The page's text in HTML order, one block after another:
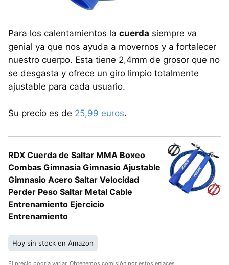
Para los calentamientos la cuerda siempre va
genial ya que nos ayuda a movernos y a fortalecer
nuestro cuerpo. Esta tiene 2,4mm de grosor que no
se desgasta y ofrece un giro limpio totalmente
ajustable para cada usuario.
Su precio es de 25,99 euros.
RDX Cuerda de Saltar MMA Boxeo
Combas Gimnasia Gimnasio Ajustable
Gimnasio Acero Saltar Velocidad
Perder Peso Saltar Metal Cable
Entrenamiento Ejercicio
Entrenamiento
Hoy sin stock en Amazon
El precio podría variar. Obtenemos comisión por estos enlaces